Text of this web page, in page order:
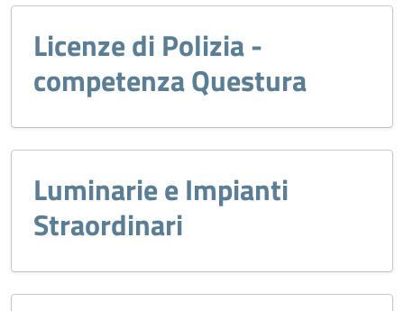
Licenze di Polizia -
competenza Questura
Luminarie e Impianti
Straordinari